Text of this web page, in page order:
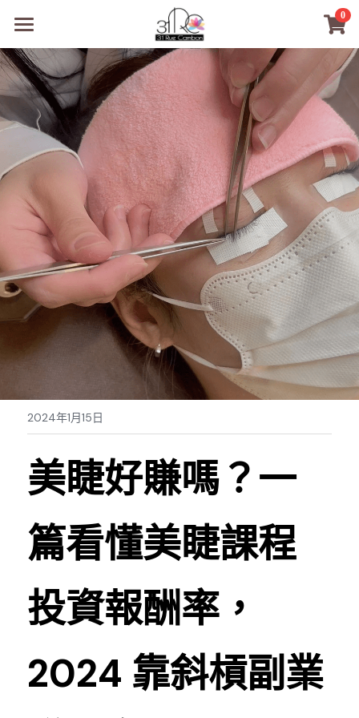
0
31RC日本美甲美睫學院
商品
所有商品分類
PreMedi眼部護理
PreMedi眼部護理
數位電子書
經典單根圓毛
超值購物金
WL睫毛
小紅書款
日式扁毛
極細睫毛
W型睫毛
彩色睫毛
WORLDLASH
睫毛前處裡
睫毛卸除
睫毛提拉
睫毛夾子
睫毛保養
絕版彩睫
絕版扁毛
絕版圓毛
絕版W型
日本OMD美甲品牌
轉頭凝膠
凝膠筆刷
凝膠機器
檢定商品
商材選購
品牌開店包
OEM訂製
技術課程
最新文章
教學教室
NEA睫毛協會
繁體中文
繁體中文
註冊/登入
2024年1月15日
美睫好賺嗎？一
篇看懂美睫課程
投資報酬率，
2024 靠斜槓副業
×
商品分類
所有商品分類